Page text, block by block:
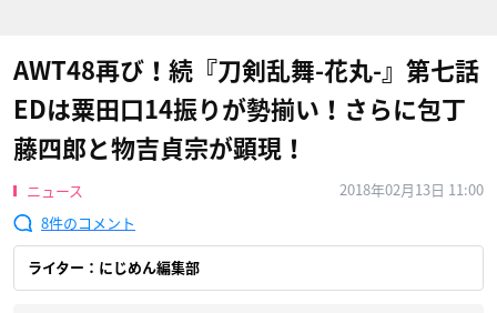
AWT48再び！続『刀剣乱舞-花丸-』​第七話
EDは粟田口14振りが勢揃い！さらに包丁
藤四郎と物吉貞宗が顕現！
ニュース
2018年02月13日 11:00
8
ライター：にじめん編集部